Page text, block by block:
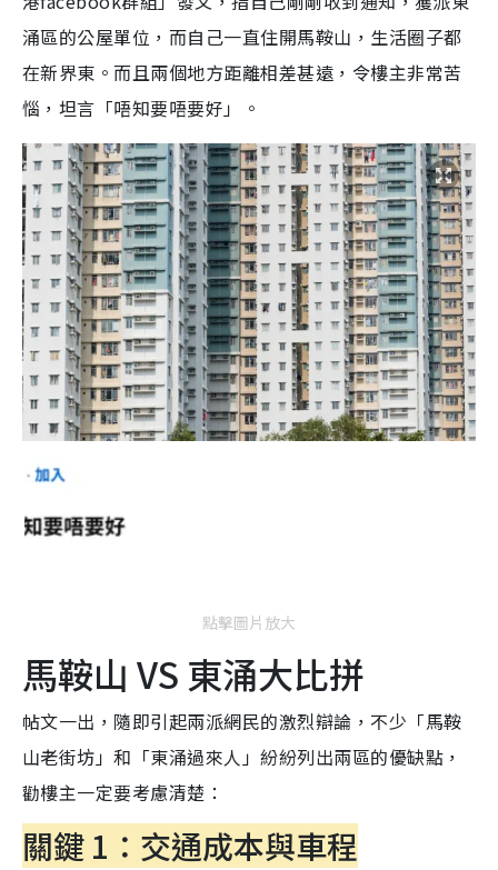
涌區的公屋單位，而自己一直住開馬鞍山，生活圈子都
在新界東。而且兩個地方距離相差甚遠，令樓主非常苦
惱，坦言「唔知要唔要好」。
點擊圖片放大
馬鞍山 VS 東涌大比拼
帖文一出，隨即引起兩派網民的激烈辯論，不少「馬鞍
山老街坊」和「東涌過來人」紛紛列出兩區的優缺點，
勸樓主一定要考慮清楚：
關鍵 1：交通成本與車程